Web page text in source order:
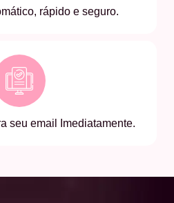
rápido e seguro.
seu email Imediatamente.